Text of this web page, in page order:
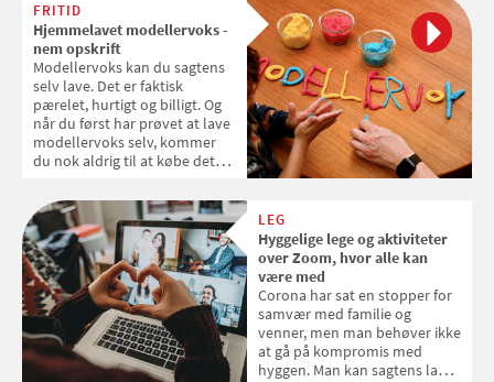
FRITID
Hjemmelavet modellervoks -
nem opskrift
Modellervoks kan du sagtens
selv lave. Det er faktisk
pærelet, hurtigt og billigt. Og
når du først har prøvet at lave
modellervoks selv, kommer
du nok aldrig til at købe det
hvordan du nemt laver
modellervoks.
LEG
Hyggelige lege og aktiviteter
over Zoom, hvor alle kan
være med
Corona har sat en stopper for
samvær med familie og
venner, men man behøver ikke
at gå på kompromis med
hyggen. Man kan sagtens lave